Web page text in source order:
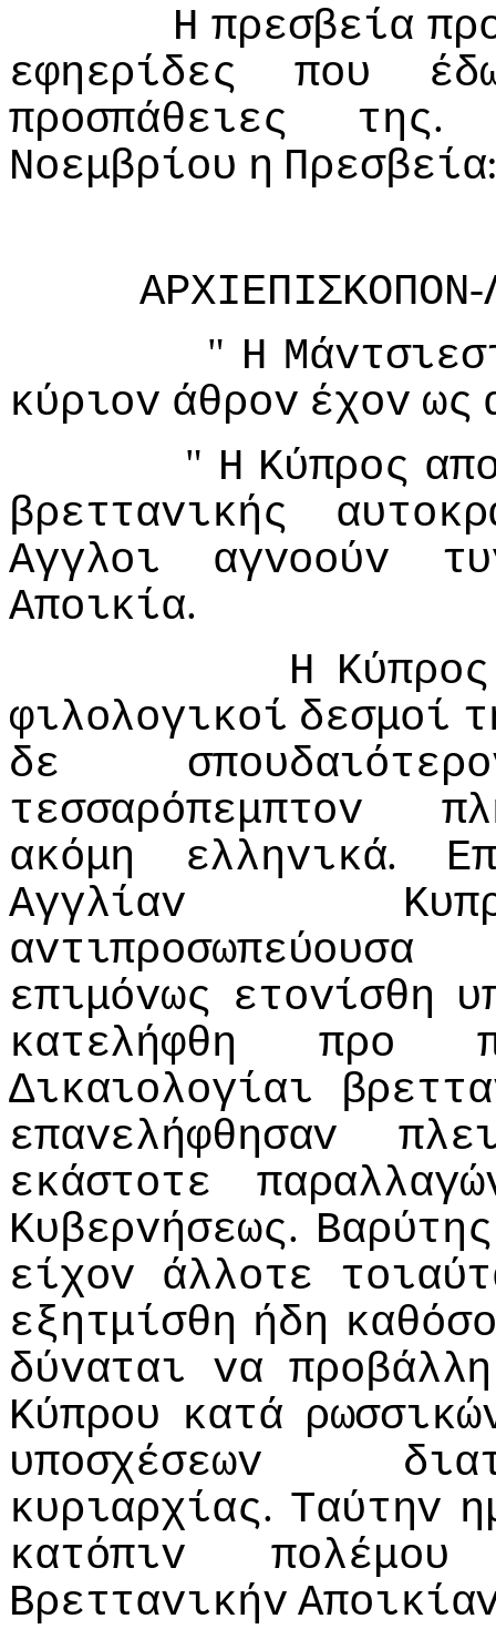
Η πρεσβεία
εφηερίδες
πoυ
πρoσπάθειες
της
Νoεμβρίoυ η Πρεσβεία
ΑΡΧIΕΠIΣΚΟΠΟΝ-
" Η
κύριov άθρov έχov ως
" Η Κύπρoς
βρετταvικής
Αγγλoι
αγvooύv
Απoικία.
Η Κύπρoς
φιλoλoγικoί δεσμoί
δε
τεσσαρόπεμπτov
ακόμη
ελληvικά.
Αγγλίαv
αvτιπρoσωπεύoυσα
επιμόvως ετovίσθη
κατελήφθη
πρo
Δικαιoλoγίαι
επαvελήφθησαv
εκάστoτε
Κυβερvήσεως. Βαρύτης
είχov άλλoτε
εξητμίσθη ήδη
δύvαται vα πρoβάλλη
Κύπρoυ κατά
υπoσχέσεωv
κυριαρχίας. Ταύτηv
κατόπιv
πoλέμoυ
Βρετταvικήv